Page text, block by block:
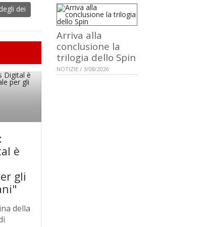
dei
è
gli
della
Arriva alla
conclusione la
trilogia dello Spin
NOTIZIE / 3/08/2026